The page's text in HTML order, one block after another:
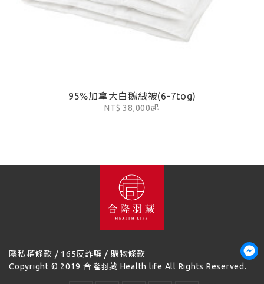
95%加拿大白鵝絨被(6-7tog)
NT$ 38,000起
隱私權條款 / 165反詐騙 / 購物條款
Copyright © 2019 合隆羽藏 Health life All Rights Reserved.